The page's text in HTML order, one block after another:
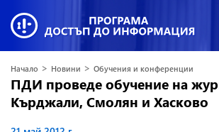
Начало > Новини > Обучения и конференции
ПДИ проведе обучение на
Кърджали, Смолян и Хасково